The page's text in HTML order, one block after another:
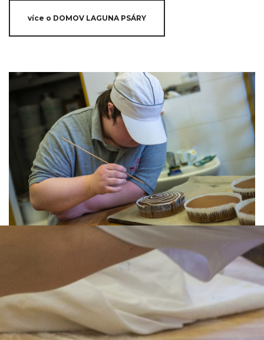
více o DOMOV LAGUNA PSÁRY